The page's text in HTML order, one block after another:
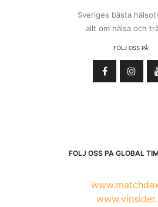
Sveriges bästa
allt om hälsa och
FÖLJ OSS PÅ:
FÖLJ OSS PÅ GLOBAL